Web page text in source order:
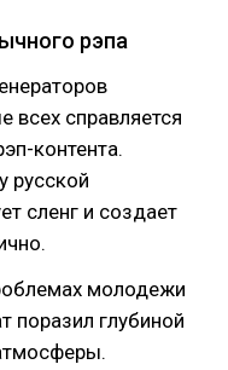
рэпа
всех справляется
контента.
русской
сленг и создает
молодежи
поразил глубиной